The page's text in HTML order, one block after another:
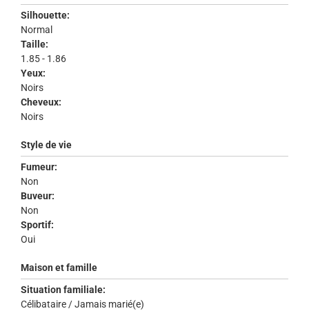
Silhouette:
Normal
Taille:
1.85 - 1.86
Yeux:
Noirs
Cheveux:
Noirs
Style de vie
Fumeur:
Non
Buveur:
Non
Sportif:
Oui
Maison et famille
Situation familiale:
Célibataire / Jamais marié(e)